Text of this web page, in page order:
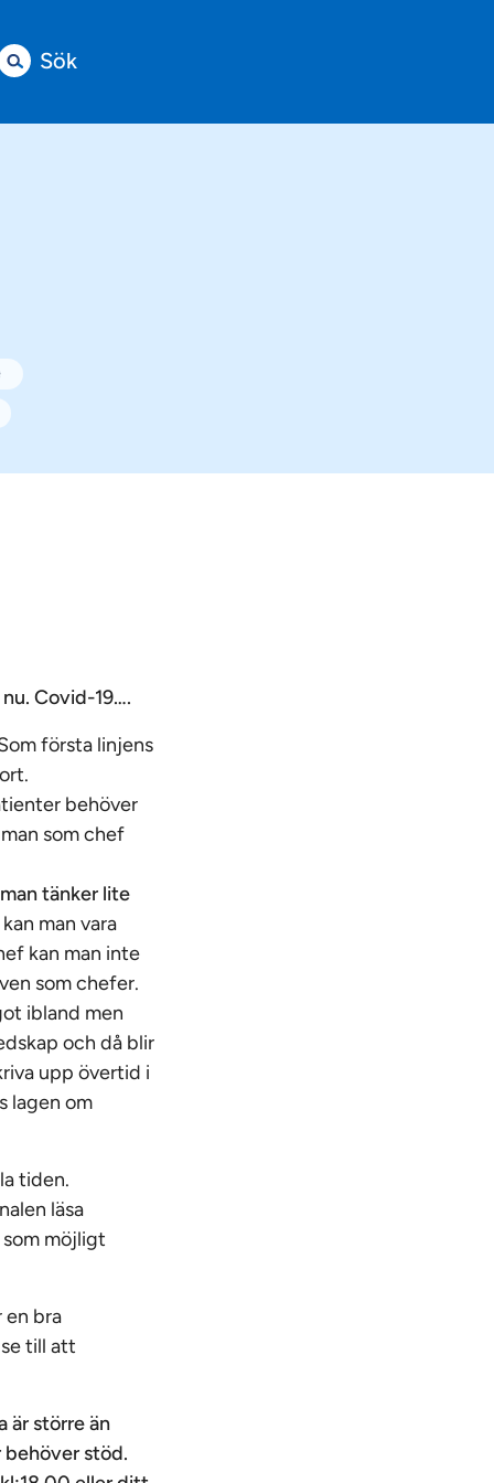
Sök
Covid-19….
första linjens
behöver
som chef
tänker lite
man vara
kan man inte
som chefer.
ibland men
och då blir
upp övertid i
lagen om
tiden.
läsa
möjligt
en bra
till att
är större än
stöd.